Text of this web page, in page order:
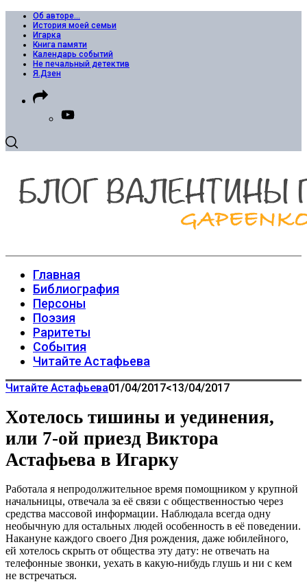
Об авторе…
История моей семьи
Игарка
Книга памяти
Календарь событий
Не печальный детектив
Я.Дзен
Главная
Библиография
Персоны
Поэзия
Раритеты
События
Читайте Астафьева
Читайте Астафьева01/04/2017<13/04/2017
Хотелось тишины и уединения,
или 7-ой приезд Виктора
Астафьева в Игарку
Работала я непродолжительное время помощником у крупной
начальницы, отвечала за её связи с общественностью через
средства массовой информации. Наблюдала всегда одну
необычную для остальных людей особенность в её поведении.
Накануне каждого своего Дня рождения, даже юбилейного,
ей хотелось скрыть от общества эту дату: не отвечать на
телефонные звонки, уехать в какую-нибудь глушь и ни с кем
не встречаться.